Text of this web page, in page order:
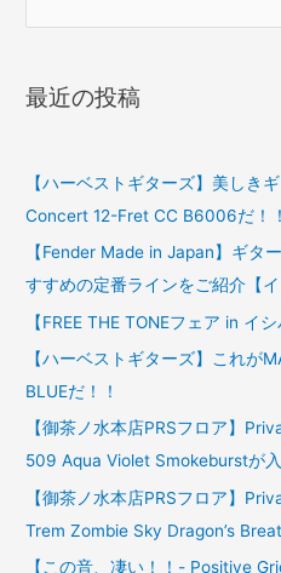
最近の投稿
【ハーベストギターズ】美し
Concert 12-Fret CC B6006だ！！
【Fender Made in Japan】ギタ
すすめの定番ラインをご紹介【
【FREE THE TONEフェア in イ
【ハーベストギターズ】これが
BLUEだ！！
【御茶ノ水本店PRSフロア】
509 Aqua Violet Smokeburstが入
【御茶ノ水本店PRSフロア】
Trem Zombie Sky Dragon’s
【この音、凄い！！- Positive